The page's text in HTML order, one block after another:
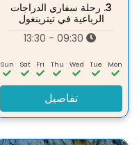
3. رحلة سفاري الدراجات
الرباعية في تيترينغول
Mon
Tue
Wed
Thu
Fri
Sat
Sun
تفاصيل